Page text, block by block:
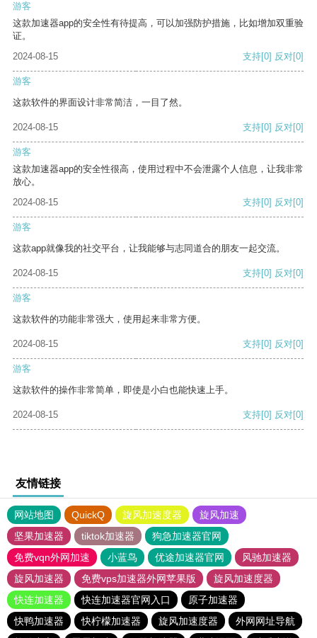
游客
这款加速器app的安全性有待提高，可以加强防护措施，比如增加双重验
证。
2024-08-15
支持[0] 反对[0]
游客
这款软件的界面设计非常简洁，一目了然。
2024-08-15 支持[0] 反对[0]
游客
这款加速器app的安全性很高，使用过程中不会泄露个人信息，让我非常
放心。
2024-08-15
支持[0] 反对[0]
游客
这款app就像我的社交平台，让我能够与志同道合的朋友一起交流。
2024-08-15 支持[0] 反对[0]
游客
这款软件的功能非常强大，使用起来非常方便。
2024-08-15 支持[0] 反对[0]
游客
这款软件的操作非常简单，即使是小白也能快速上手。
2024-08-15 支持[0] 反对[0]
友情链接
网站地图 QuickQ 旋风加速度器
旋风加速
坚果加速器
tiktok加速器
狗急加速器官网
免费vqn外网加速
小蓝鸟 优途加速器官网
风驰加速器
旋风加速器
免费vps加速器外网苹果版
旋风加速度器
快连加速器
快连加速器官网入口
原子加速器
快鸭加速器
快柠檬加速器 旋风加速度器
外网网址导航